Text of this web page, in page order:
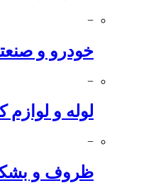
−
خودرو و
−
لوله و
−
ظروف و